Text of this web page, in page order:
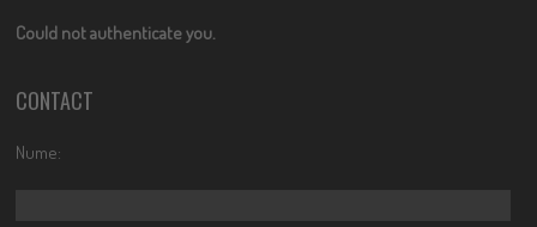
Could not authenticate you.
CONTACT
Nume: